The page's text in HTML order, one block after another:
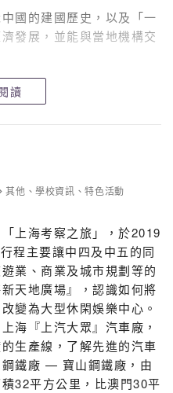
國的建國歷史，以及「一
發展，並能與當地機構交
讀
其他 、學校資訊 、特色活動
上海考察之旅」，於2019
程主要讓中四及中五的同
業、商業及城市規劃等的
天地廣場』，認識如何將
變為大型休閑娛樂中心。
海『上汽大眾』汽車廠，
生產線，了解先進的汽車
鐵廠 — 寶山鋼鐵廠，由
32平方公里，比澳門30平